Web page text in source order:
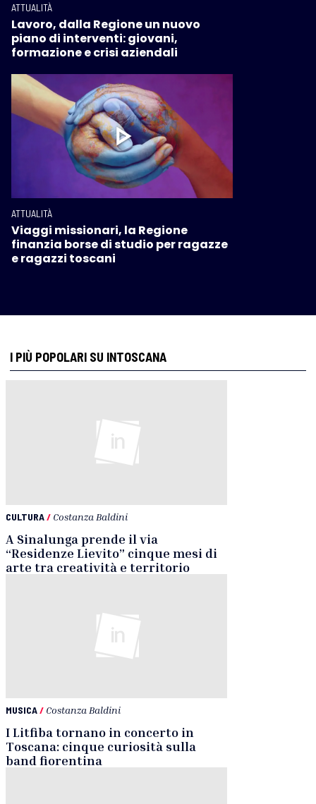
ATTUALITÀ
Lavoro, dalla Regione un nuovo
piano di interventi: giovani,
formazione e crisi aziendali
ATTUALITÀ
Viaggi missionari, la Regione
finanzia borse di studio per ragazze
e ragazzi toscani
I PIÙ POPOLARI SU INTOSCANA
CULTURA/ Costanza Baldini
A Sinalunga prende il via
“Residenze Lievito” cinque mesi di
arte tra creatività e territorio
MUSICA/ Costanza Baldini
I Litfiba tornano in concerto in
Toscana: cinque curiosità sulla
band fiorentina